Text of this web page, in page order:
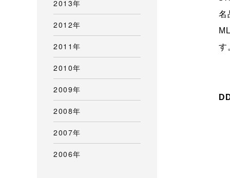
名
す
2013年
2012年
2011年
2010年
2009年
2008年
2007年
2006年